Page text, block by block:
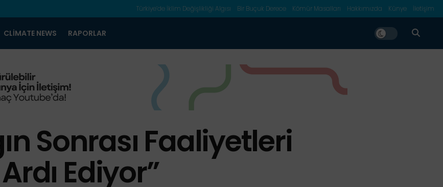
Türkiye’de İklim Değişlikliği Algısı Bir Buçuk Derece Kömür Masalları Hakkımızda Künye İletişim
CLIMATE NEWS RAPORLAR
Sonrası Faaliyetleri
Ediyor”